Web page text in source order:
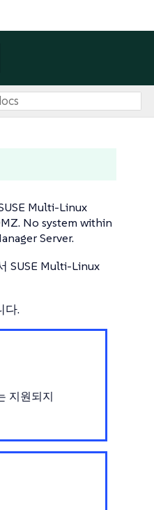
Multi-Linux
No system within
Server.
SUSE Multi-Linux
다.
지원되지